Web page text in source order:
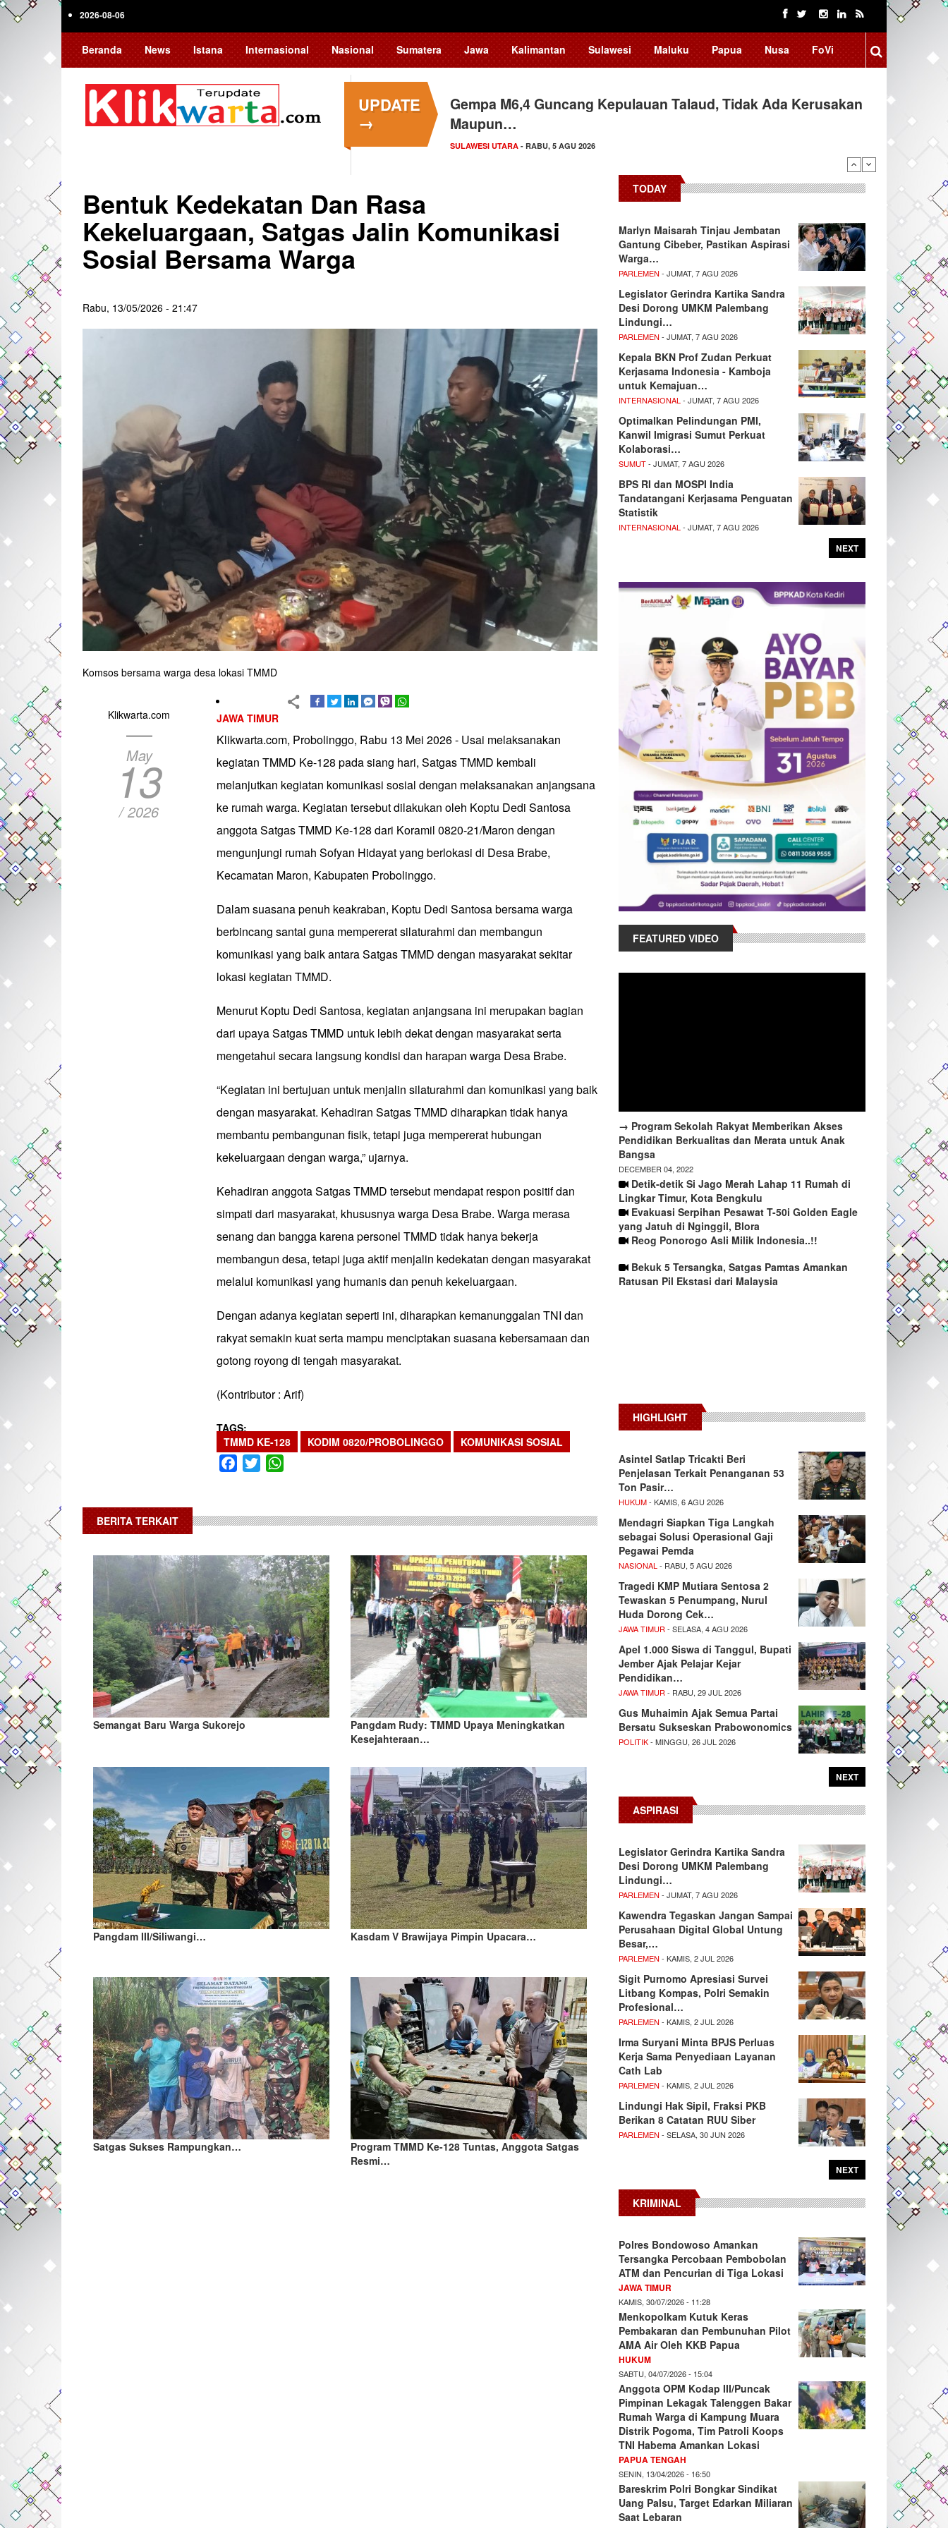
Skip
2026-08-06
Beranda News Istana Internasional Nasional Sumatera Jawa Kalimantan Sulawesi Maluku Papua Nusa FoVi
UPDATE
→
Jakarta Aquarium & Safari Kenalkan Red Fox dan Arctic Fox
EKSPLORASI
Bentuk Kedekatan Dan Rasa
Kekeluargaan, Satgas Jalin Komunikasi
Sosial Bersama Warga
Rabu, 13/05/2026 - 21:47
Komsos bersama warga desa lokasi TMMD
Klikwarta.com
May
13
/ 2026
JAWA TIMUR
Klikwarta.com, Probolinggo, Rabu 13 Mei 2026 - Usai melaksanakan
kegiatan TMMD Ke-128 pada siang hari, Satgas TMMD kembali
melanjutkan kegiatan komunikasi sosial dengan melaksanakan anjangsana
ke rumah warga. Kegiatan tersebut dilakukan oleh Koptu Dedi Santosa
anggota Satgas TMMD Ke-128 dari Koramil 0820-21/Maron dengan
mengunjungi rumah Sofyan Hidayat yang berlokasi di Desa Brabe,
Kecamatan Maron, Kabupaten Probolinggo.
Dalam suasana penuh keakraban, Koptu Dedi Santosa bersama warga
berbincang santai guna mempererat silaturahmi dan membangun
komunikasi yang baik antara Satgas TMMD dengan masyarakat sekitar
lokasi kegiatan TMMD.
Menurut Koptu Dedi Santosa, kegiatan anjangsana ini merupakan bagian
dari upaya Satgas TMMD untuk lebih dekat dengan masyarakat serta
mengetahui secara langsung kondisi dan harapan warga Desa Brabe.
“Kegiatan ini bertujuan untuk menjalin silaturahmi dan komunikasi yang baik
dengan masyarakat. Kehadiran Satgas TMMD diharapkan tidak hanya
membantu pembangunan fisik, tetapi juga mempererat hubungan
kekeluargaan dengan warga,” ujarnya.
Kehadiran anggota Satgas TMMD tersebut mendapat respon positif dan
simpati dari masyarakat, khususnya warga Desa Brabe. Warga merasa
senang dan bangga karena personel TMMD tidak hanya bekerja
membangun desa, tetapi juga aktif menjalin kedekatan dengan masyarakat
melalui komunikasi yang humanis dan penuh kekeluargaan.
Dengan adanya kegiatan seperti ini, diharapkan kemanunggalan TNI dan
rakyat semakin kuat serta mampu menciptakan suasana kebersamaan dan
gotong royong di tengah masyarakat.
(Kontributor : Arif)
TAGS
TMMD KE-128
KODIM 0820/PROBOLINGGO KOMUNIKASI SOSIAL
Facebook
Twitter
BERITA TERKAIT
Semangat Baru Warga Sukorejo
Pangdam Rudy: TMMD Upaya Meningkatkan
Kesejahteraan…
Pangdam III/Siliwangi… Kasdam V Brawijaya Pimpin Upacara…
Satgas Sukses Rampungkan…
Program TMMD Ke-128 Tuntas, Anggota Satgas
Resmi…
TODAY
Marlyn Maisarah Tinjau Jembatan
Gantung Cibeber, Pastikan Aspirasi
Warga…
PARLEMEN - JUMAT, 7 AGU 2026
Legislator Gerindra Kartika Sandra
Desi Dorong UMKM Palembang
Lindungi…
PARLEMEN - JUMAT, 7 AGU 2026
Kepala BKN Prof Zudan Perkuat
Kerjasama Indonesia - Kamboja
untuk Kemajuan…
INTERNASIONAL - JUMAT, 7 AGU 2026
Optimalkan Pelindungan PMI,
Kanwil Imigrasi Sumut Perkuat
Kolaborasi…
SUMUT- JUMAT, 7 AGU 2026
BPS RI dan MOSPI India
Tandatangani Kerjasama Penguatan
Statistik
INTERNASIONAL - JUMAT, 7 AGU 2026
NEXT
FEATURED VIDEO
→ Program Sekolah Rakyat Memberikan Akses
Pendidikan Berkualitas dan Merata untuk Anak
Bangsa
DECEMBER 04, 2022
Detik-detik Si Jago Merah Lahap 11 Rumah di
Lingkar Timur, Kota Bengkulu
Evakuasi Serpihan Pesawat T-50i Golden Eagle
yang Jatuh di Nginggil, Blora
Reog Ponorogo Asli Milik Indonesia..!!
Bekuk 5 Tersangka, Satgas Pamtas Amankan
Ratusan Pil Ekstasi dari Malaysia
HIGHLIGHT
Asintel Satlap Tricakti Beri
Penjelasan Terkait Penanganan 53
Ton Pasir…
HUKUM- KAMIS, 6 AGU 2026
Mendagri Siapkan Tiga Langkah
sebagai Solusi Operasional Gaji
Pegawai Pemda
NASIONAL - RABU, 5 AGU 2026
Tragedi KMP Mutiara Sentosa 2
Tewaskan 5 Penumpang, Nurul
Huda Dorong Cek…
JAWA TIMUR - SELASA, 4 AGU 2026
Apel 1.000 Siswa di Tanggul, Bupati
Jember Ajak Pelajar Kejar
Pendidikan…
JAWA TIMUR - RABU, 29 JUL 2026
Gus Muhaimin Ajak Semua Partai
Bersatu Sukseskan Prabowonomics
POLITIK- MINGGU, 26 JUL 2026
NEXT
ASPIRASI
Legislator Gerindra Kartika Sandra
Desi Dorong UMKM Palembang
Lindungi…
PARLEMEN - JUMAT, 7 AGU 2026
Kawendra Tegaskan Jangan Sampai
Perusahaan Digital Global Untung
Besar,…
PARLEMEN - KAMIS, 2 JUL 2026
Sigit Purnomo Apresiasi Survei
Litbang Kompas, Polri Semakin
Profesional…
PARLEMEN - KAMIS, 2 JUL 2026
Irma Suryani Minta BPJS Perluas
Kerja Sama Penyediaan Layanan
Cath Lab
PARLEMEN - KAMIS, 2 JUL 2026
Lindungi Hak Sipil, Fraksi PKB
Berikan 8 Catatan RUU Siber
PARLEMEN - SELASA, 30 JUN 2026
NEXT
KRIMINAL
Polres Bondowoso Amankan
Tersangka Percobaan Pembobolan
ATM dan Pencurian di Tiga Lokasi
JAWA TIMUR
KAMIS, 30/07/2026 - 11:28
Menkopolkam Kutuk Keras
Pembakaran dan Pembunuhan Pilot
AMA Air Oleh KKB Papua
HUKUM
SABTU, 04/07/2026 - 15:04
Anggota OPM Kodap III/Puncak
Pimpinan Lekagak Talenggen Bakar
Rumah Warga di Kampung Muara
Distrik Pogoma, Tim Patroli Koops
TNI Habema Amankan Lokasi
PAPUA TENGAH
SENIN, 13/04/2026 - 16:50
Bareskrim Polri Bongkar Sindikat
Uang Palsu, Target Edarkan Miliaran
Saat Lebaran